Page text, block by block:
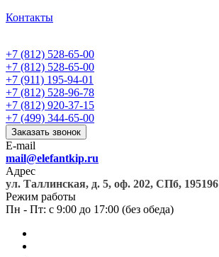
Контакты
+7 (812) 528-65-00
+7 (812) 528-65-00
+7 (911) 195-94-01
+7 (812) 528-96-78
+7 (812) 920-37-15
+7 (499) 344-65-00
Заказать звонок
E-mail
mail@elefantkip.ru
Адрес
ул. Таллинская, д. 5, оф. 202, СПб, 195196
Режим работы
Пн - Пт: с 9:00 до 17:00 (без обеда)